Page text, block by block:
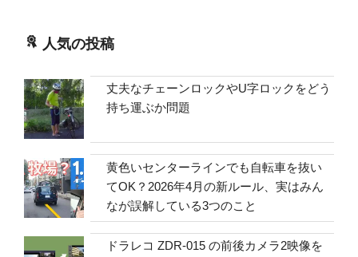
人気の投稿
丈夫なチェーンロックやU字ロックをどう
持ち運ぶか問題
黄色いセンターラインでも自転車を抜い
てOK？2026年4月の新ルール、実はみん
なが誤解している3つのこと
ドラレコ ZDR-015 の前後カメラ2映像を